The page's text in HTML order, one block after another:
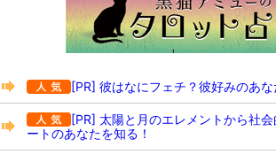
[PR] 彼はなにフェチ？彼好みのあ
[PR] 太陽と月のエレメントから社
ートのあなたを知る！